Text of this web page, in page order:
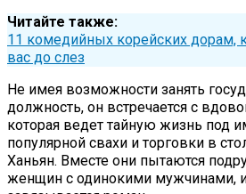
Читайте также:
11 комедийных корейских дорам,
вас до слез
Не имея возможности занять
должность, он встречается с
которая ведет тайную жизнь под
популярной свахи и торговки в
Ханьян. Вместе они пытаются
женщин с одинокими мужчинами,